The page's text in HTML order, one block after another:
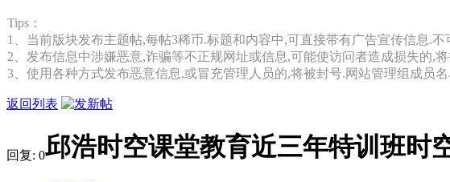
Tips：
1、当前版块发布主题帖,每帖3稀币.标题和内容中,可直接带有广告宣传信息.不
2、发布信息中涉嫌恶意,诈骗等不正规网址或信息,可能使访问者造成损失的,
3、使用各种方式发布恶意信息,或冒充管理人员的,将被封号.网站管理组成员
返回列表
回复: 0邱浩时空课堂教育近三年特训班时